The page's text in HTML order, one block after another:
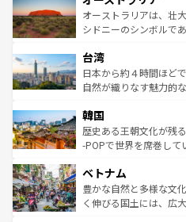
文化が魅力。旅行者は
しみながら、その多様
ならではの贅沢な旅のスタイルだ。 な
情報はコンテンツ一覧
島だが、静かな自然を
おすすめ。エメラルド
れるおもてなしの心で
人々、おいしいローカ
ク、伝統的なフラダン
ワイを、存分に味わってほしい。 なお、
はコンテンツ一覧を参
オーストラリアは、壮
シドニーのシンボルで
リアリーフや大陸中央
ク）、タスマニアの美
ど、見どころがたくさ
いる。アクティビティ
ビング、ハイキングな
い。オーストラリアの
参照してほしい。
台湾
日本から約４時間ほど
自然が織りなす魅力的
ン）、静ひつな山岳地
と山間の静けさが共存
驚きをもたらしてくれ
容にもいいと評判のス
が味わえる。
照してほしい。
韓国
歴史ある王朝文化が残
-POPで世界を席巻して
き、地方に足を延ばせ
できる。そして、キム
まで、さまざまな韓国
ベトナム
豊かな自然と多様な文
く伸びる国土には、広